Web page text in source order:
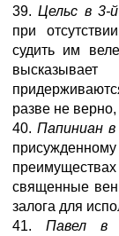
39.Цельс в 3-
при
судить им
разве не
40. Папиниан
священные
залога для
41.Павел в